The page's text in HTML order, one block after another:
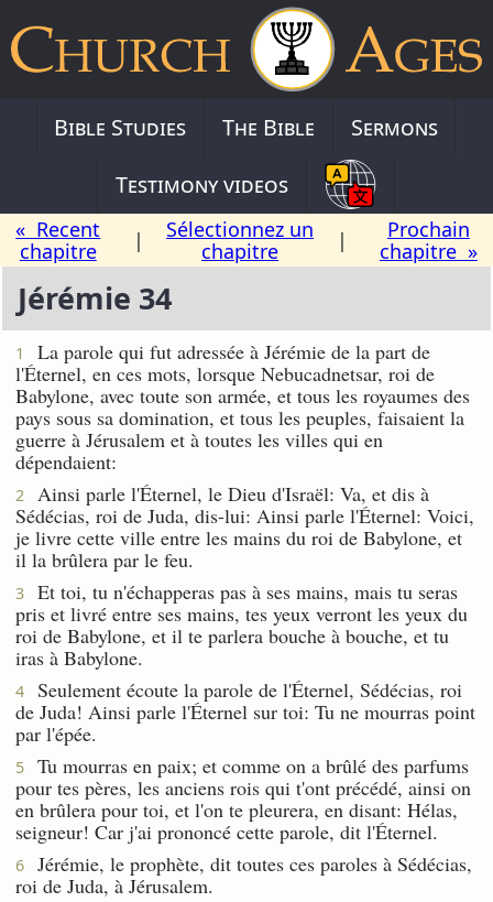
Bible Studies The Bible
Sermons
Testimony videos
« Recent
chapitre
|
Sélectionnez un
chapitre
|
Prochain
chapitre »
Jérémie 34
1
La parole qui fut adressée à Jérémie de la part de
l'Éternel, en ces mots, lorsque Nebucadnetsar, roi de
Babylone, avec toute son armée, et tous les royaumes des
pays sous sa domination, et tous les peuples, faisaient la
guerre à Jérusalem et à toutes les villes qui en
dépendaient:
2
Ainsi parle l'Éternel, le Dieu d'Israël: Va, et dis à
Sédécias, roi de Juda, dis-lui: Ainsi parle l'Éternel: Voici,
je livre cette ville entre les mains du roi de Babylone, et
il la brûlera par le feu.
3
Et toi, tu n'échapperas pas à ses mains, mais tu seras
pris et livré entre ses mains, tes yeux verront les yeux du
roi de Babylone, et il te parlera bouche à bouche, et tu
iras à Babylone.
4
Seulement écoute la parole de l'Éternel, Sédécias, roi
de Juda! Ainsi parle l'Éternel sur toi: Tu ne mourras point
par l'épée.
5
Tu mourras en paix; et comme on a brûlé des parfums
pour tes pères, les anciens rois qui t'ont précédé, ainsi on
en brûlera pour toi, et l'on te pleurera, en disant: Hélas,
seigneur! Car j'ai prononcé cette parole, dit l'Éternel.
6
Jérémie, le prophète, dit toutes ces paroles à Sédécias,
roi de Juda, à Jérusalem.